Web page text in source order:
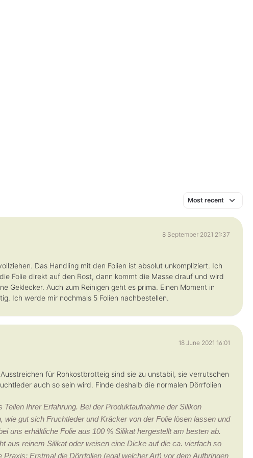
8 September 2021 21:37
Das Handling mit den Folien ist absolut unkompliziert. Ich
Folie direkt auf den Rost, dann kommt die Masse drauf und wird
Geklecker. Auch zum Reinigen geht es prima. Einen Moment in
Ich werde mir nochmals 5 Folien nachbestellen.
18 June 2021 16:01
für Rohkostbrotteig sind sie zu unstabil, sie verrutschen
auch so sein wird. Finde deshalb die normalen Dörrfolien
Ihrer Erfahrung. Bei der Produktaufnahme der Silikon
wie gut sich Fruchtleder und Kräcker von der Folie lösen lassen und
uns erhältliche Folie aus 100 % Silikat hergestellt am besten ab.
aus reinem Silikat oder weisen eine Dicke auf die ca. vierfach so
Erstmal die Dörrfolien (egal welcher Art) vor dem Aufbringen